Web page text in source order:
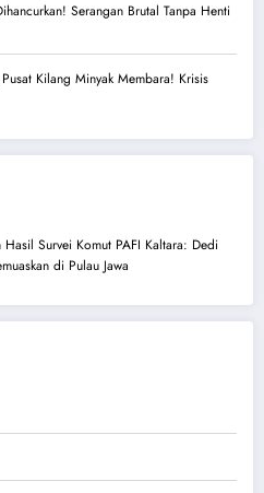
Serangan Brutal Tanpa Henti
Kilang Minyak Membara! Krisis
Hasil Survei Komut PAFI Kaltara: Dedi
di Pulau Jawa